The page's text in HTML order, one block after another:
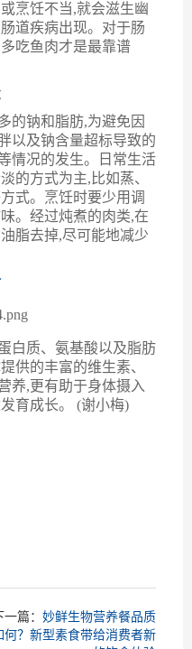
烹饪不当,就会滋生幽
道疾病出现。对于肠
吃鱼肉才是最靠谱
的钠和脂肪,为避免因
以及钠含量超标导致的
情况的发生。日常生活
的方式为主,比如蒸、
式。 烹饪时要少用调
。 经过炖煮的肉类,在
脂去掉,尽可能地减少
白质、氨基酸以及脂肪
供的丰富的维生素、
养,更有助于身体摄入
育成长。 (谢小梅)
一篇： 妙鲜生物营养餐品质
何？新型素食带给消费者新